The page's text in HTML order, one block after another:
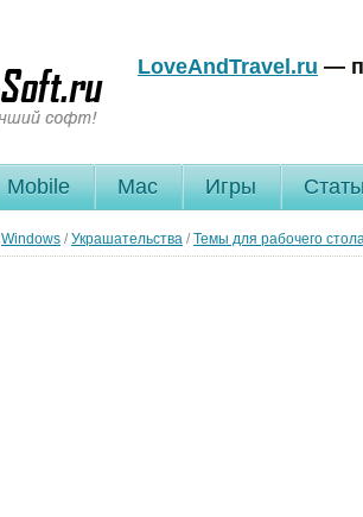
LoveAndTravel.ru —
Mobile Mac Игры
Windows / Украшательства / Темы для рабочего